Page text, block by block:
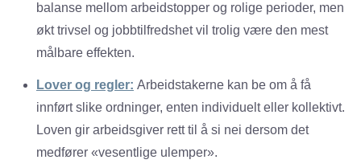
balanse mellom arbeidstopper og rolige perioder, men
økt trivsel og jobbtilfredshet vil trolig være den mest
målbare effekten.
Lover og regler: Arbeidstakerne kan be om å få
innført slike ordninger, enten individuelt eller kollektivt.
Loven gir arbeidsgiver rett til å si nei dersom det
medfører «vesentlige ulemper».